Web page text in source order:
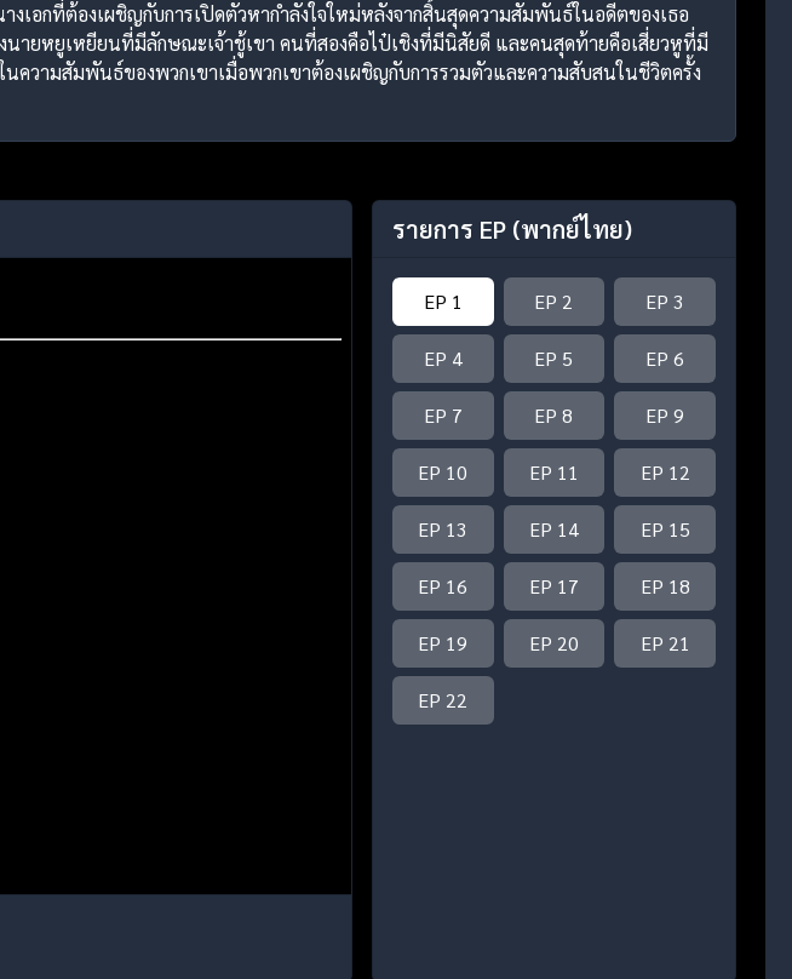
งเอกที่ต้องเผชิญกับการเปิดตัวหากำลังใจใหม่หลังจากสิ้นสุดความสัมพันธ์ในอดีตของเธอ
ยหยูเหยียนที่มีลักษณะเจ้าชู้เขา คนที่สองคือไป๋เชิงที่มีนิสัยดี และคนสุดท้ายคือเสี่ยวหูที่มี
ความสัมพันธ์ของพวกเขาเมื่อพวกเขาต้องเผชิญกับการรวมตัวและความสับสนในชีวิตครั้ง
รายการ EP (พากย์ไทย)
EP 1 EP 2 EP 3
EP 4 EP 5 EP 6
EP 7 EP 8 EP 9
EP 10 EP 11 EP 12
EP 13 EP 14 EP 15
EP 16 EP 17 EP 18
EP 19 EP 20 EP 21
EP 22